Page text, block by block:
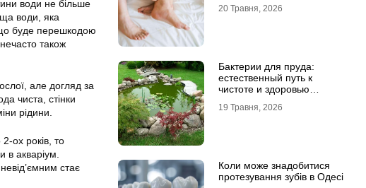
води не більше
води, яка
буде перешкодою
також
але догляд за
чиста, стінки
рідини.
ох років, то
в акваріум.
стає
20 Травня, 2026
Бактерии для пруда:
естественный путь к
чистоте и здоровью
19 Травня, 2026
Коли може знадобитися
протезування зубів в Одесі